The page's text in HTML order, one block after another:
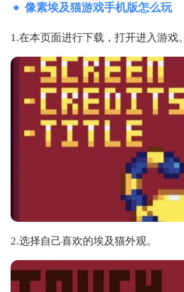
像素埃及猫游戏手机版怎么玩
1.在本页面进行下载，打开进入游戏。
2.选择自己喜欢的埃及猫外观。